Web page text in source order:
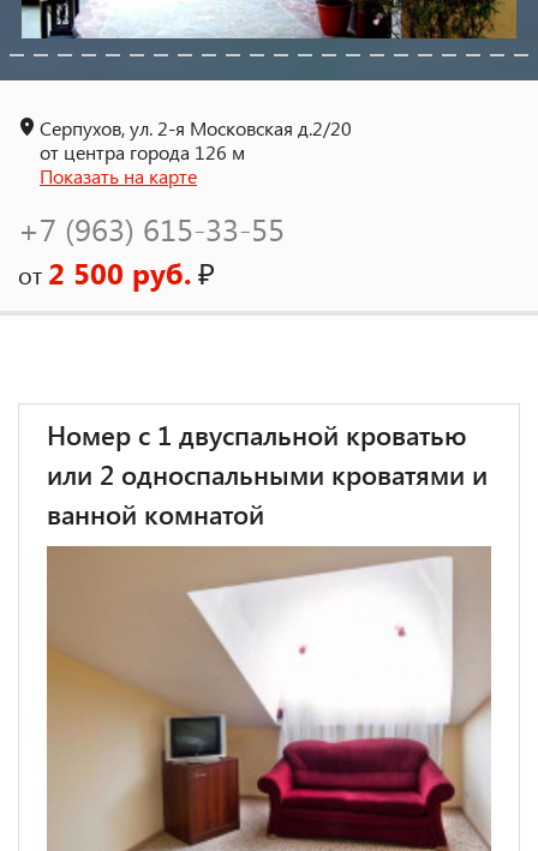
Серпухов, ул. 2-я Московская д.2/20
от центра города 126 м
Показать на карте
+7 (963) 615-33-55
от 2 500 руб.₽
Номер с 1 двуспальной кроватью
или 2 односпальными кроватями и
ванной комнатой